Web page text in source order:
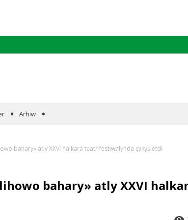
Arhiw
bahary» atly XXVI halkara teatr festiwalynda çykyş etdi
bahary» atly XXVI